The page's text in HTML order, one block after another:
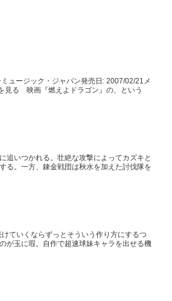
ュージック・ジャパン発売日: 2007/02/21メ
見る 映画『燃えよドラゴン』の、という
追いつかれる。壮絶な攻撃によってカズキと
る。一方、錬金戦団は秋水を加えた討伐隊を
ていくならずっとそういう作り方にするつ
玉に瑕。自作で超速球妹キャラを出せる機